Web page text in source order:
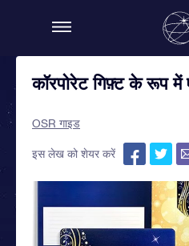
कॉरपोरेट गिफ़्ट के रूप में
OSR गाइड
इस लेख को शेयर करें